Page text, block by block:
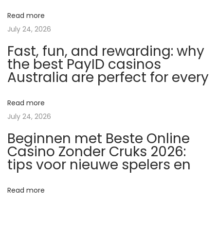
:
A
z
É
z
a
a
i
P
Read more
July 24, 2026
Fast, fun, and rewarding: why
the best PayID casinos
Australia are perfect for every
Read more
July 24, 2026
Beginnen met Beste Online
Casino Zonder Cruks 2026:
tips voor nieuwe spelers en
Read more